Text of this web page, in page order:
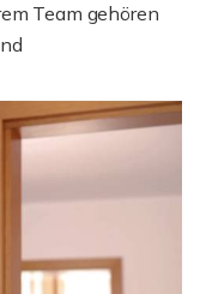
Team gehören